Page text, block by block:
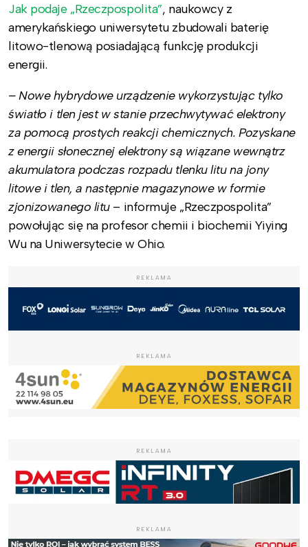
Jak podaje „Rzeczpospolita”, naukowcy z
amerykańskiego uniwersytetu zbudowali baterię
litowo-tlenową posiadającą funkcję produkcji
energii.
– Nowe hybrydowe urządzenie wykorzystując tylko
światło i tlen jest w stanie przechwytywać elektrony
za pomocą prostych reakcji chemicznych. Pozyskane
z energii słonecznej elektrony są wiązane wewnątrz
akumulatora podczas rozpadu tlenku litu na jony
litowe i tlen, a następnie magazynowe w formie
zjonizowanego litu – informuje „Rzeczpospolita”
powołując się na profesor chemii i biochemii Yiying
Wu na Uniwersytecie w Ohio.
REKLAMA
REKLAMA
REKLAMA
REKLAMA